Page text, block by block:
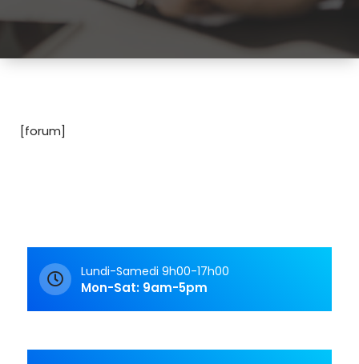
[forum]
Lundi-Samedi 9h00-17h00
Mon-Sat: 9am-5pm